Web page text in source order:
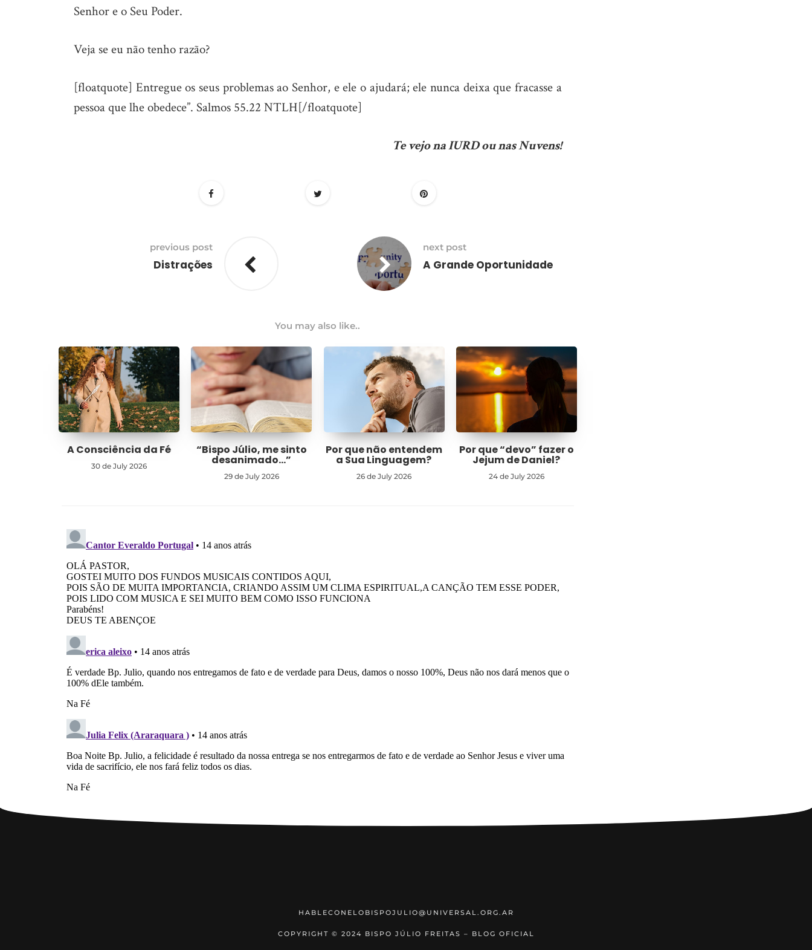
Senhor e o Seu Poder.
Veja se eu não tenho razão?
[floatquote] Entregue os seus problemas ao Senhor, e ele o ajudará; ele nunca deixa que fracasse a
pessoa que lhe obedece”. Salmos 55.22 NTLH[/floatquote]
Te vejo na IURD ou nas Nuvens!
previous post
Distrações
next post
A Grande Oportunidade
You may also like..
A Consciência da Fé
30 de July 2026
“Bispo Júlio, me sinto
desanimado…”
29 de July 2026
Por que não entendem
a Sua Linguagem?
26 de July 2026
Por que “devo” fazer o
Jejum de Daniel?
24 de July 2026
HABLECONELOBISPOJULIO@UNIVERSAL.ORG.AR
COPYRIGHT © 2024 BISPO JÚLIO FREITAS – BLOG OFICIAL